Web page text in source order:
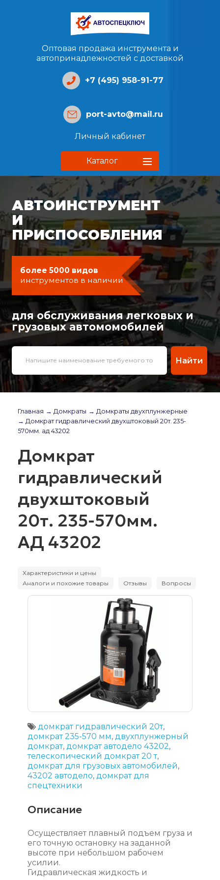
Оптовая продажа инструмента и
автопринадлежностей с доставкой
+7 (495) 958-91-77
port-avto@mail.ru
Личный кабинет
Каталог
АВТОИНСТРУМЕНТ
И
ПРИСПОСОБЛЕНИЯ
более 5000 видов
инструментов в наличии
для обслуживания легковых и
грузовых автомомобилей
Найти
Главная → Домкраты → Домкраты двухплунжерные
→ Домкрат гидравлический двухштоковый 20т. 235-
570мм. ад 43202
Домкрат
гидравлический
двухштоковый
20т. 235-570мм.
АД 43202
Характеристики и цены
Аналоги и похожие товары
Отзывы Вопросы
домкрат гидравлический 20т,
домкрат 235-570 мм, двухплунжерный
домкрат, домкрат автодело 43202,
телескопический домкрат 20 т,
домкрат для грузовых автомобилей,
43202 автодело, домкрат для
спецтехники
Описание
Осуществляет плавный подъем груза и
его точную остановку на заданной
высоте при небольшом рабочем
усилии.
Гидравлическая жидкость и